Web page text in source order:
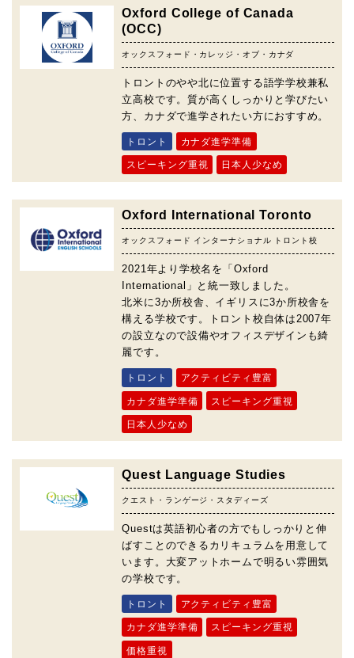
Oxford College of Canada
(OCC)
オックスフォード・カレッジ・オブ・カナダ
トロントのやや北に位置する語学学校兼私
立高校です。質が高くしっかりと学びたい
方、カナダで進学されたい方におすすめ。
トロント カナダ進学準備
スピーキング重視 日本人少なめ
Oxford International Toronto
オックスフォード インターナショナル トロント校
2021年より学校名を「Oxford
International」と統一致しました。
北米に3か所校舎、イギリスに3か所校舎を
構える学校です。トロント校自体は2007年
の設立なので設備やオフィスデザインも綺
麗です。
トロント アクティビティ豊富
カナダ進学準備 スピーキング重視
日本人少なめ
Quest Language Studies
クエスト・ランゲージ・スタディーズ
Questは英語初心者の方でもしっかりと伸
ばすことのできるカリキュラムを用意して
います。大変アットホームで明るい雰囲気
の学校です。
トロント アクティビティ豊富
カナダ進学準備 スピーキング重視
価格重視